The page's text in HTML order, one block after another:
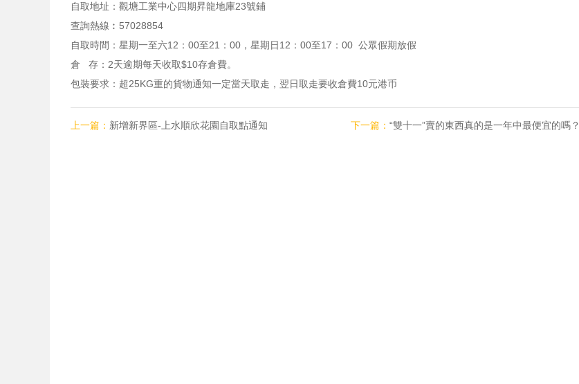
自取地址：觀塘工業中心四期昇龍地庫23號鋪
查詢熱線︰57028854
自取時間：星期一至六12：00至21：00，星期日12：00至17：00 公眾假期放假
倉 存：2天逾期每天收取$10存倉費。
包裝要求：超25KG重的貨物通知一定當天取走，翌日取走要收倉費10元港币
上一篇： 新增新界區-上水順欣花園自取點通知 下一篇： “雙十一”賣的東西真的是一年中最便宜的嗎？